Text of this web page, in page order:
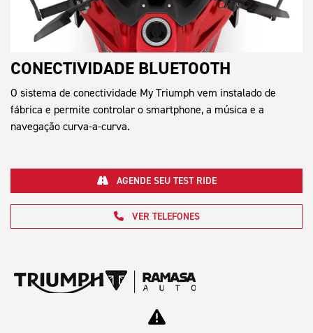
CONECTIVIDADE BLUETOOTH
O sistema de conectividade My Triumph vem instalado de
fábrica e permite controlar o smartphone, a música e a
navegação curva-a-curva.
VER TELEFONES
AGENDE SEU TEST RIDE